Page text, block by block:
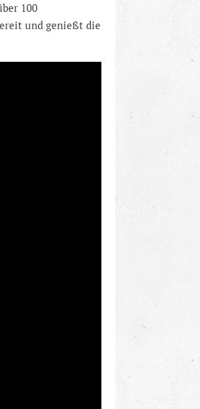
100
und genießt die